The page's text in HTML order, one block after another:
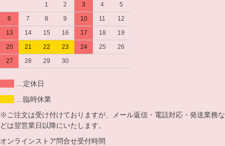
1
2 3 4
5
6
7 8 9 10 11
12
13
14 15 16 17 18
19
20
21 22 23 24 25
26
27
28 29 30
…定休日
…臨時休業
※ご注文は受け付けておりますが、メール返信・電話対応・発送業務な
どは翌営業日以降にいたします。
オンラインストア問合せ受付時間